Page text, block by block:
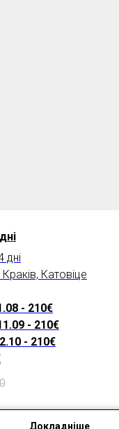
дні
Краків, Катовіце
- 210€
- 210€
- 210€
Докладніше